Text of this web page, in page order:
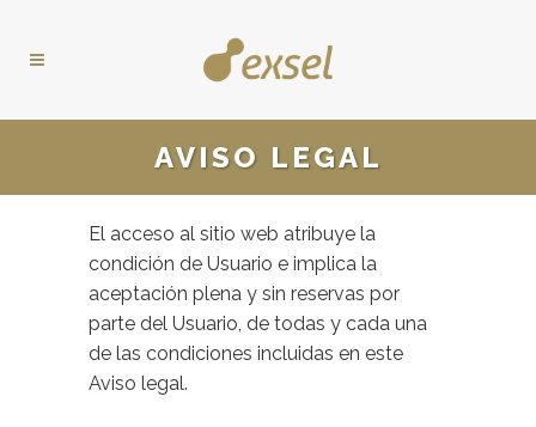
AVISO LEGAL
El acceso al sitio web atribuye la
condición de Usuario e implica la
aceptación plena y sin reservas por
parte del Usuario, de todas y cada una
de las condiciones incluidas en este
Aviso legal.